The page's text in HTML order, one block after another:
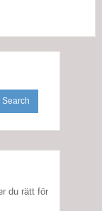
du rätt för